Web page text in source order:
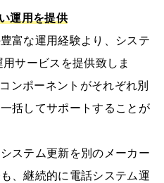
運用を提供
富な運用経験より、システ
サービスを提供致しま
ンポーネントがそれぞれ別
括してサポートすることが
ステム更新を別のメーカー
、継続的に電話システム運